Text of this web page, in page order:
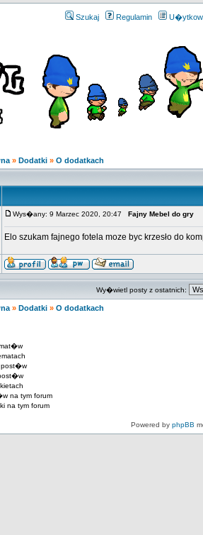
Szukaj Regulamin
» Dodatki » O dodatkach
Wys�any: 9 Marzec 2020, 20:47 Fajny Mebel do gry
Elo szukam fajnego fotela moze byc krzesło do
Wy�wietl posty z ostatnich:
» Dodatki » O dodatkach
post�w
na tym forum
tym forum
Powered by phpBB